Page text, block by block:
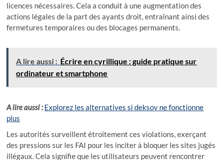
licences nécessaires. Cela a conduit à une augmentation des
actions légales de la part des ayants droit, entraînant ainsi des
fermetures temporaires ou des blocages permanents.
A lire aussi : Écrire en cyrillique : guide pratique sur
ordinateur et smartphone
A lire aussi :Explorez les alternatives si deksov ne fonctionne
plus
Les autorités surveillent étroitement ces violations, exerçant
des pressions sur les FAI pour les inciter à bloquer les sites jugés
illégaux. Cela signifie que les utilisateurs peuvent rencontrer